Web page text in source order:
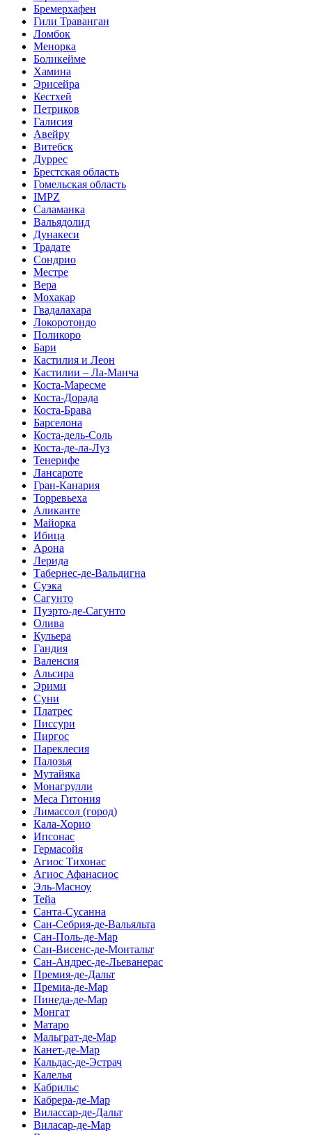
Бремерхафен
Гили Траванган
Ломбок
Менорка
Боликейме
Хамина
Эрисейра
Кестхей
Петриков
Галисия
Авейру
Витебск
Дуррес
Брестская область
Гомельская область
IMPZ
Саламанка
Вальядолид
Дунакеси
Традате
Сондрио
Местре
Вера
Мохакар
Гвадалахара
Локоротондо
Поликоро
Бари
Кастилия и Леон
Кастилии – Ла-Манча
Коста-Маресме
Коста-Дорада
Коста-Брава
Барселона
Коста-дель-Соль
Коста-де-ла-Луз
Тенерифе
Лансароте
Гран-Канария
Торревьеха
Аликанте
Майорка
Ибица
Арона
Лерида
Табернес-де-Вальдигна
Суэка
Сагунто
Пуэрто-де-Сагунто
Олива
Кульера
Гандия
Валенсия
Альсира
Эрими
Суни
Платрес
Писсури
Пиргос
Пареклесия
Палозья
Мутайяка
Монагрулли
Меса Гитония
Лимассол (город)
Кала-Хорио
Ипсонас
Гермасойя
Агиос Тихонас
Агиос Афанасиос
Эль-Масноу
Тейа
Санта-Сусанна
Сан-Себрия-де-Вальяльта
Сан-Поль-де-Мар
Сан-Висенс-де-Монтальт
Сан-Андрес-де-Льеванерас
Премия-де-Дальт
Премиа-де-Мар
Пинеда-де-Мар
Монгат
Матаро
Мальграт-де-Мар
Канет-де-Мар
Кальдас-де-Эстрач
Калелья
Кабрильс
Кабрера-де-Мар
Вилассар-де-Дальт
Виласар-де-Мар